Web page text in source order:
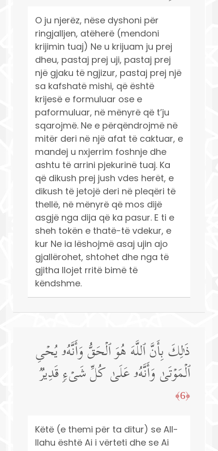
O ju njerëz, nëse dyshoni për
ringjalljen, atëherë (mendoni
krijimin tuaj) Ne u krijuam ju prej
dheu, pastaj prej uji, pastaj prej
një gjaku të ngjizur, pastaj prej një
sa kafshatë mishi, që është
krijesë e formuluar ose e
paformuluar, në mënyrë që t’ju
sqarojmë. Ne e përqëndrojmë në
mitër deri në një afat të caktuar, e
mandej u nxjerrim foshnje dhe
ashtu të arrini pjekurinë tuaj. Ka
që dikush prej jush vdes herët, e
dikush të jetojë deri në pleqëri të
thellë, në mënyrë që mos dijë
asgjë nga dija që ka pasur. E ti e
sheh tokën e thatë-të vdekur, e
kur Ne ia lëshojmë asaj ujin ajo
gjallërohet, shtohet dhe nga të
gjitha llojet rritë bimë të
këndshme.
ذَ ٰ⁠لِكَ بِأَنَّ ٱللَّهَ هُوَ ٱلۡحَقُّ وَأَنَّهُۥ یُحۡیِ
ٱلۡمَوۡتَىٰ وَأَنَّهُۥ عَلَىٰ كُلِّ شَیۡءࣲ قَدِیرࣱ
﴿6﴾
Këtë (e themi për ta ditur) se All-
llahu është Ai i vërteti dhe se Ai